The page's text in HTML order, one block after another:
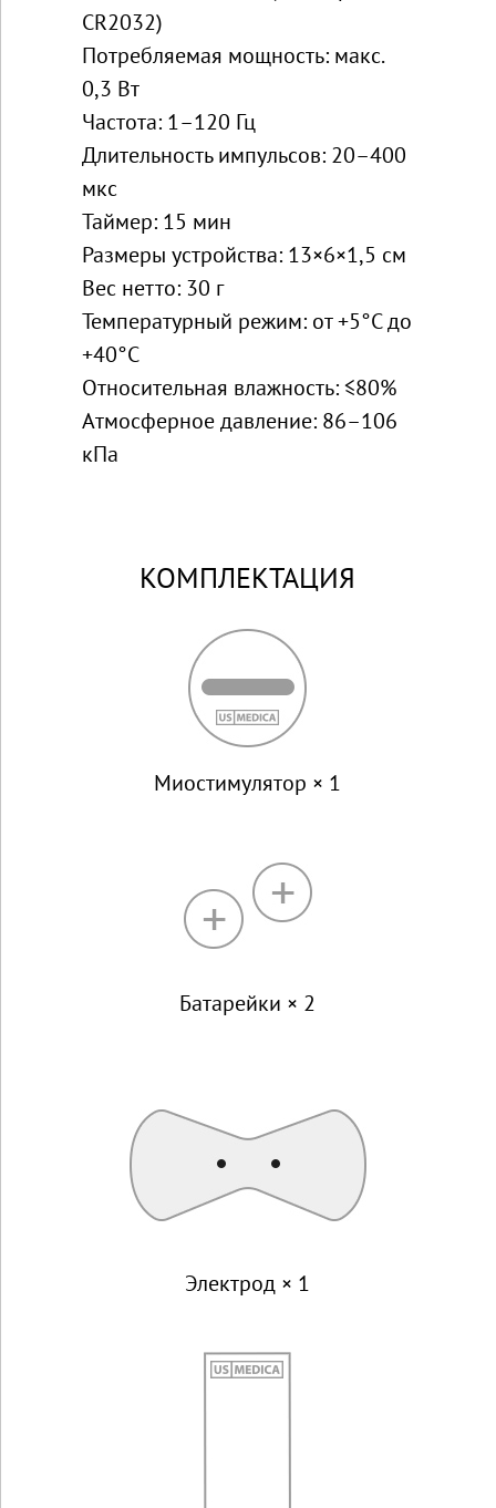
CR2032)
Потребляемая мощность: макс.
0,3 Вт
Частота: 1–120 Гц
Длительность импульсов: 20–400
мкс
Таймер: 15 мин
Размеры устройства: 13×6×1,5 см
Вес нетто: 30 г
Температурный режим: от +5°С до
+40°С
Относительная влажность: ≤80%
Атмосферное давление: 86–106
кПа
КОМПЛЕКТАЦИЯ
Миостимулятор × 1
Батарейки × 2
Электрод × 1